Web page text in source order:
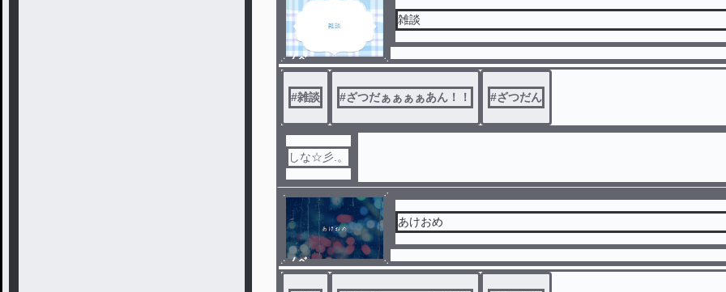
ノベ
ル
雑談
#雑談 #ざつだぁぁぁぁあん！！ #ざつだん
しな☆彡.。
ノベ
ル
あけおめ